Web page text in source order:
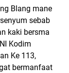
Blang mane
sebab
kaki bersma
Kodim
Ke 113,
bermanfaat